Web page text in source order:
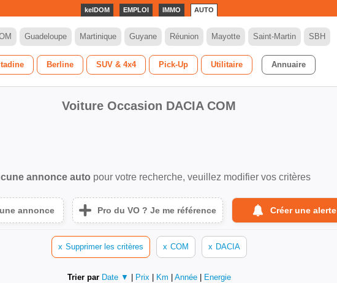
kelDOM EMPLOI IMMO AUTO
Guadeloupe Martinique Guyane Réunion Mayotte Saint-Martin SBH
Berline SUV & 4x4 Pick-Up Utilitaire Annuaire
Voiture Occasion DACIA COM
annonce auto pour votre recherche, veuillez modifier vos critères
annonce Pro du VO ? Je me référence Créer une alerte
x Supprimer les critères x COM x DACIA
Trier par Date ▼ Prix Km Année Energie